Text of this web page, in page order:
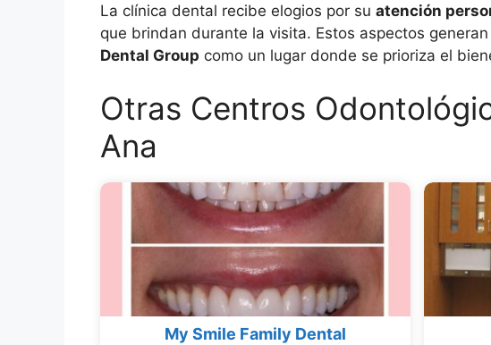
La clínica dental recibe elogios por su atención
que brindan durante la visita. Estos aspectos
Dental Group como un lugar donde se prioriza el
Otras Centros
Ana
My Smile Family Dental